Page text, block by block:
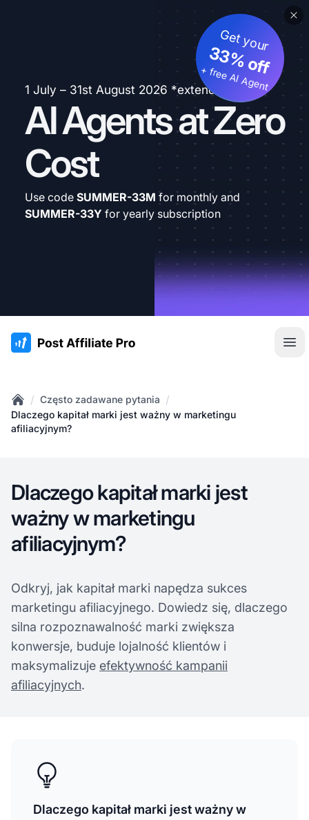
1 July – 31st August 2026 *extended
AI Agents at Zero
Cost
Get your
33% off
+ free AI Agent
Use code SUMMER-33M for monthly and
SUMMER-33Y for yearly subscription
:site.title
Home
/ Często zadawane pytania /
Dlaczego kapitał marki jest ważny w marketingu
afiliacyjnym?
Dlaczego kapitał marki jest
ważny w marketingu
afiliacyjnym?
Odkryj, jak kapitał marki napędza sukces
marketingu afiliacyjnego. Dowiedz się, dlaczego
silna rozpoznawalność marki zwiększa
konwersje, buduje lojalność klientów i
maksymalizuje efektywność kampanii
afiliacyjnych.
Dlaczego kapitał marki jest ważny w